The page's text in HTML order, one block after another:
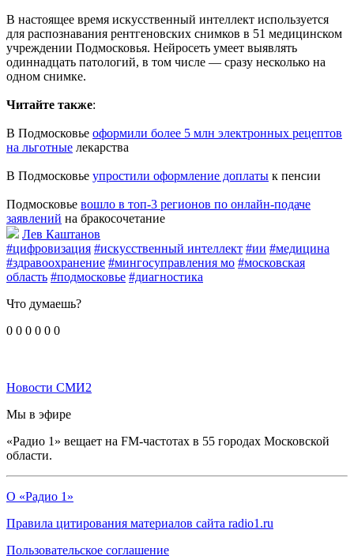
В настоящее время искусственный интеллект используется
для распознавания рентгеновских снимков в 51 медицинском
учреждении Подмосковья. Нейросеть умеет выявлять
одиннадцать патологий, в том числе — сразу несколько на
одном снимке.
Читайте также:
В Подмосковье оформили более 5 млн электронных рецептов
на льготные лекарства
В Подмосковье упростили оформление доплаты к пенсии
Подмосковье вошло в топ-3 регионов по онлайн-подаче
заявлений на бракосочетание
Лев Каштанов
#цифровизация #искусственный интеллект #ии #медицина
#здравоохранение #мингосуправления мо #московская
область #подмосковье #диагностика
Что думаешь?
0 0 0 0 0 0
Новости СМИ2
Мы в эфире
«Радио 1» вещает на FM-частотах в 55 городах Московской
области.
О «Радио 1»
Правила цитирования материалов сайта radio1.ru
Пользовательское соглашение